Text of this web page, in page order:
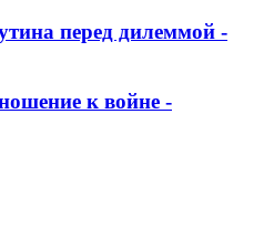
перед дилеммой -
к войне -